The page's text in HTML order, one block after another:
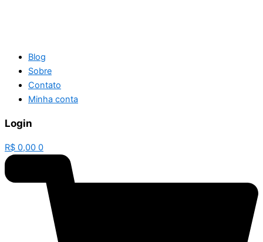
Blog
Sobre
Contato
Minha conta
Login
R$ 0,00 0